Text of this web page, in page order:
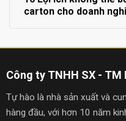
carton cho doanh
Công ty TNHH SX - TM
Tự hào là nhà sản xuất và
hàng đầu, với hơn 10 năm